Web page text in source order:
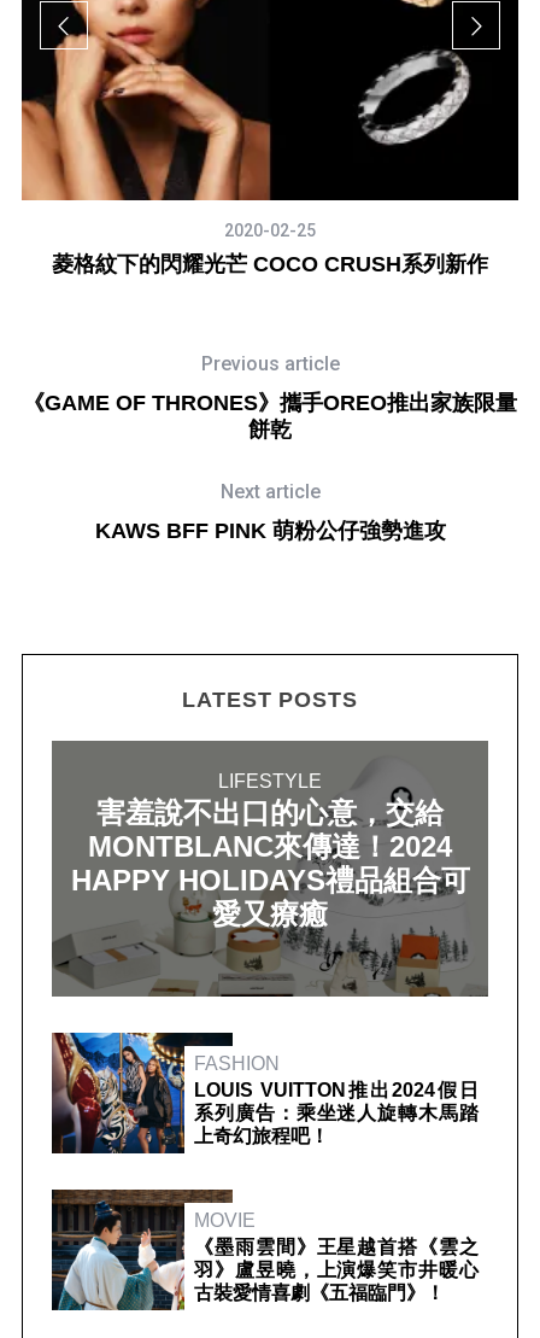
2020-02-25
菱格紋下的閃耀光芒 COCO CRUSH系列新作
Previous article
《GAME OF THRONES》攜手OREO推出家族限量
餅乾
Next article
KAWS BFF PINK 萌粉公仔強勢進攻
LATEST POSTS
LIFESTYLE
害羞說不出口的心意，交給
MONTBLANC來傳達！2024
HAPPY HOLIDAYS禮品組合可
愛又療癒
FASHION
LOUIS VUITTON推出2024假日
系列廣告：乘坐迷人旋轉木馬踏
上奇幻旅程吧！
MOVIE
《墨雨雲間》王星越首搭《雲之
羽》盧昱曉，上演爆笑市井暖心
古裝愛情喜劇《五福臨門》！